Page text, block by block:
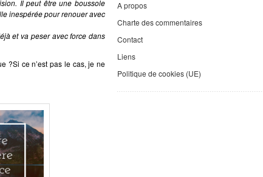
Il peut être une boussole
inespérée pour renouer avec
et va peser avec force dans
?Si ce n’est pas le cas, je ne
A propos
Charte des commentaires
Contact
Liens
Politique de cookies (UE)